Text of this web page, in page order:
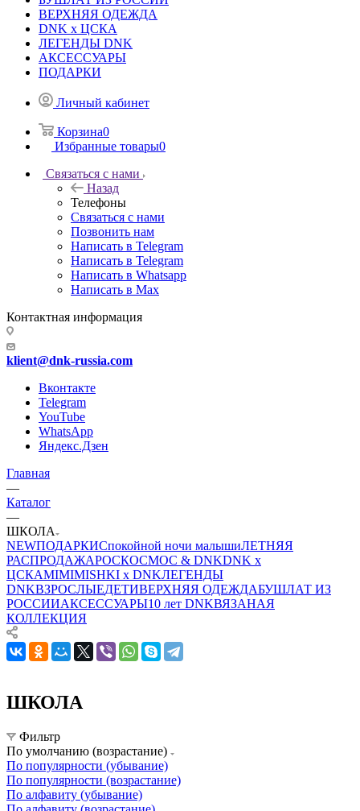
ВЕРХНЯЯ ОДЕЖДА
DNK x ЦСКА
ЛЕГЕНДЫ DNK
АКСЕССУАРЫ
ПОДАРКИ
Личный кабинет
Корзина0
Избранные товары0
Связаться с нами
Назад
Телефоны
Связаться с нами
Позвонить нам
Написать в Telegram
Написать в Telegram
Написать в Whatsapp
Написать в Max
Контактная информация
klient@dnk-russia.com
Вконтакте
Telegram
YouTube
WhatsApp
Яндекс.Дзен
Главная
—
Каталог
—
ШКОЛА
NEWПОДАРКИСпокойной ночи малышиЛЕТНЯЯ
РАСПРОДАЖАРОСКОСМОС & DNKDNK x
ЦСКАMIMIMISHKI x DNKЛЕГЕНДЫ
DNKВЗРОСЛЫЕДЕТИВЕРХНЯЯ ОДЕЖДАБУШЛАТ ИЗ
РОССИИАКСЕССУАРЫ10 лет DNKВЯЗАНАЯ
КОЛЛЕКЦИЯ
ШКОЛА
Фильтр
По умолчанию (возрастание)
По популярности (убывание)
По популярности (возрастание)
По алфавиту (убывание)